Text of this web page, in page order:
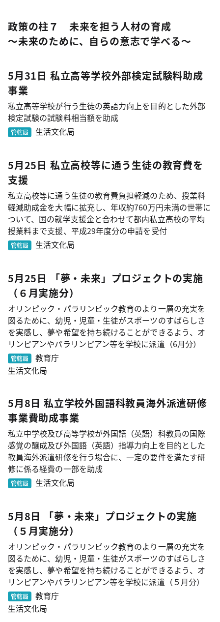
政策の柱７ 未来を担う人材の育成
～未来のために、自らの意志で学べる～
5月31日 私立高等学校外部検定試験料助成
事業
私立高等学校が行う生徒の英語力向上を目的とした外部
検定試験の試験料相当額を助成
管轄局 生活文化局
5月25日 私立高校等に通う生徒の教育費を
支援
私立高校等に通う生徒の教育費負担軽減のため、授業料
軽減助成金を大幅に拡充し、年収約760万円未満の世帯に
ついて、国の就学支援金と合わせて都内私立高校の平均
授業料まで支援、平成29年度分の申請を受付
管轄局 生活文化局
5月25日 「夢・未来」プロジェクトの実施
（６月実施分）
オリンピック・パラリンピック教育のより一層の充実を
図るために、幼児・児童・生徒がスポーツのすばらしさ
を実感し、夢や希望を持ち続けることができるよう、オ
リンピアンやパラリンピアン等を学校に派遣（6月分）
管轄局
教育庁
生活文化局
5月8日 私立学校外国語科教員海外派遣研修
事業費助成事業
私立中学校及び高等学校が外国語（英語）科教員の国際
感覚の醸成及び外国語（英語）指導力向上を目的とした
教員海外派遣研修を行う場合に、一定の要件を満たす研
修に係る経費の一部を助成
管轄局 生活文化局
5月8日 「夢・未来」プロジェクトの実施
（５月実施分）
オリンピック・パラリンピック教育のより一層の充実を
図るために、幼児・児童・生徒がスポーツのすばらしさ
を実感し、夢や希望を持ち続けることができるよう、オ
リンピアンやパラリンピアン等を学校に派遣（５月分）
管轄局
教育庁
生活文化局